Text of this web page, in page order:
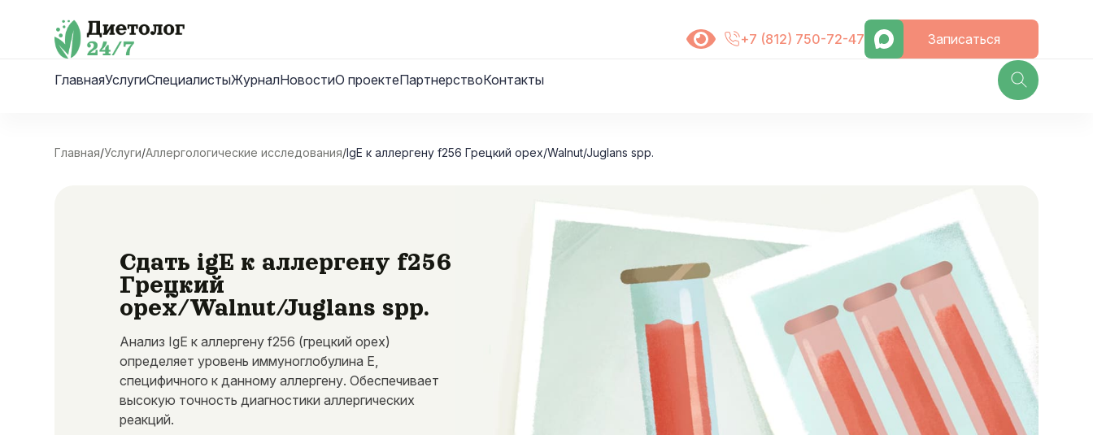
+7 (812) 750-72-47 Записаться
ГлавнаяУслугиСпециалистыЖурналНовостиО проектеПартнерствоКонтакты
Главная/Услуги/Аллергологические исследования/IgE к аллергену f256 Грецкий орех/Walnut/Juglans spp.
Сдать igE к аллергену f256
Грецкий
орех/Walnut/Juglans spp.
Анализ IgE к аллергену f256 (грецкий орех)
определяет уровень иммуноглобулина E,
специфичного к данному аллергену. Обеспечивает
высокую точность диагностики аллергических
реакций.